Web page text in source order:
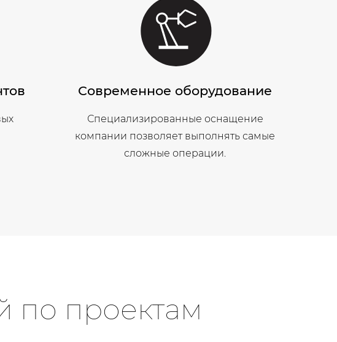
Современное оборудование
Специализированные оснащение
компании позволяет выполнять самые
сложные операции.
по проектам